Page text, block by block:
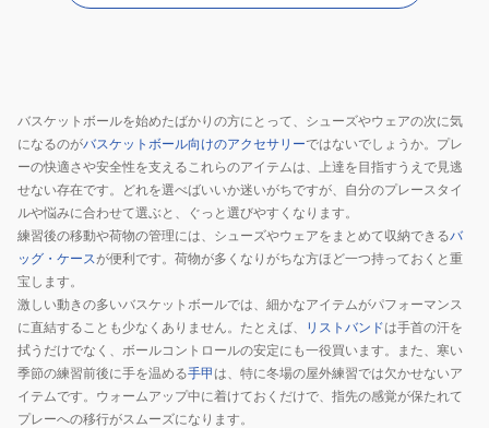
バスケットボールを始めたばかりの方にとって、シューズやウェアの次に気
になるのがバスケットボール向けのアクセサリーではないでしょうか。プレ
ーの快適さや安全性を支えるこれらのアイテムは、上達を目指すうえで見逃
せない存在です。どれを選べばいいか迷いがちですが、自分のプレースタイ
ルや悩みに合わせて選ぶと、ぐっと選びやすくなります。
練習後の移動や荷物の管理には、シューズやウェアをまとめて収納できるバ
ッグ・ケースが便利です。荷物が多くなりがちな方ほど一つ持っておくと重
宝します。
激しい動きの多いバスケットボールでは、細かなアイテムがパフォーマンス
に直結することも少なくありません。たとえば、
リストバンドは手首の汗を
拭うだけでなく、ボールコントロールの安定にも一役買います。また、寒い
季節の練習前後に手を温める手甲 は、特に冬場の屋外練習では欠かせないア
イテムです。ウォームアップ中に着けておくだけで、指先の感覚が保たれて
プレーへの移行がスムーズになります。